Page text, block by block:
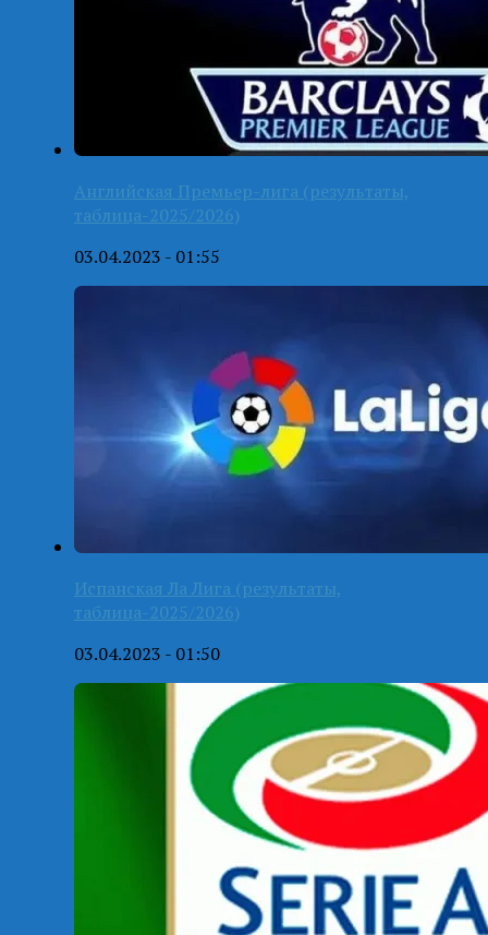
Английская Премьер-лига (результаты,
таблица-2025/2026)
03.04.2023 - 01:55
Испанская Ла Лига (результаты,
таблица-2025/2026)
03.04.2023 - 01:50